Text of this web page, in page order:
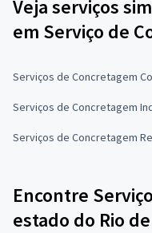
Veja serviços
em Serviço de
Serviços de Concretagem
Serviços de Concretagem
Serviços de Concretagem
Encontre
estado do Rio